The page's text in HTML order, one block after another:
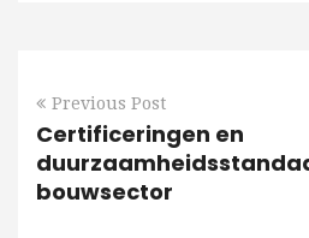
Previous Post
Certificeringen en
bouwsector